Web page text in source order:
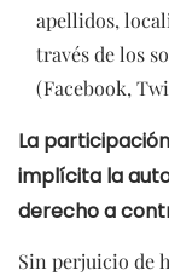
apellidos,
través de los
(Facebook,
La
implícita la
derecho a
Sin perjuicio de